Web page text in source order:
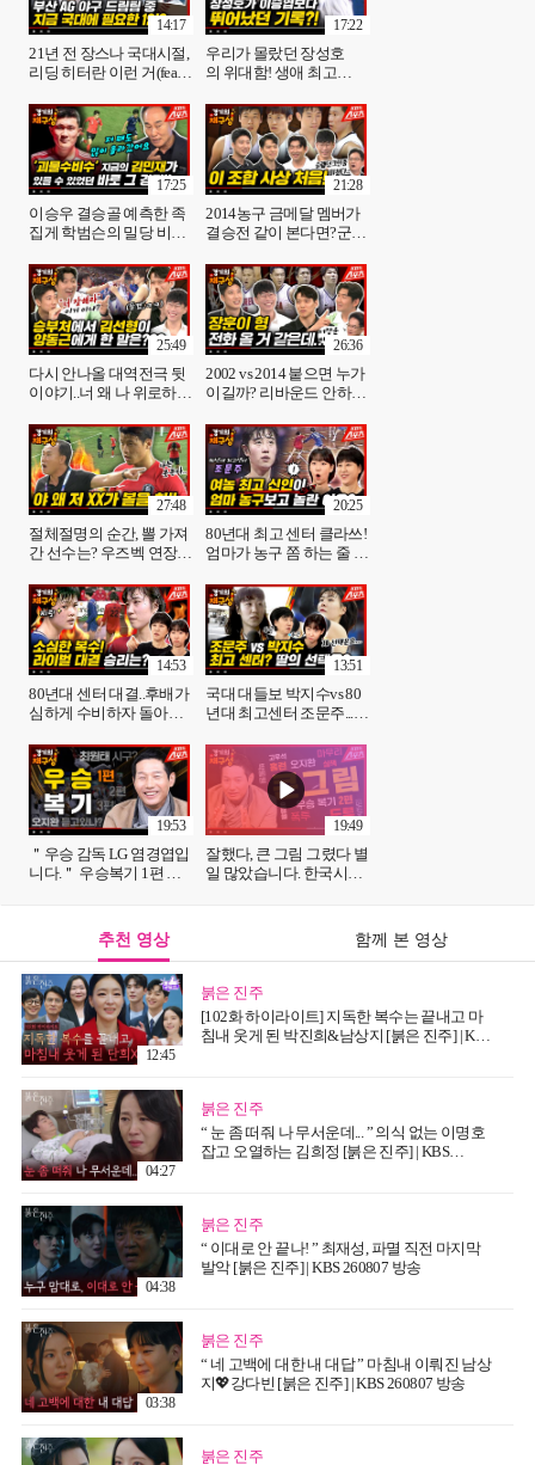
21년 전 장스나 국대시절,
리딩 히터란 이런 거(feat.
보 슬라이더 장인은?) 장
성호 위원편➁ [경기의재
구성]34회 / KBS방송
14:17
우리가 몰랐던 장성호
의 위대함! 생애 최고
산AG한일전 이야기) 장성
호 위원편➂ [경기의재구
성]35회 l [KBS방송]
17:22
이승우 결승골 예측한 족
집게 학범슨의 밀당 비법
재구성] 37회 lKBS 방송
17:25
2014농구 금메달 멤버가
결승전 같이 본다면?군대
양희종,오세근,김선형 ➀
편 경기의재구성 38화 l
[KBS방송]
21:28
다시 안나올 대역전극 뒷
이야기..너 왜 나 위로하냐
야기 2번째편 경기의재구
성 39화 l 유료광고 포함
lKBS 방송
25:49
2002 vs 2014 붙으면 누가
이길까? 리바운드 안하시
농구 금메달 멤버 마지막
편 경기의재구성 40화 ㅣ
유료광고포함
26:36
절체절명의 순간, 뽈 가져
간 선수는? 우즈벡 연장
범 감독 마지막편 [경기의
재구성] 41화ㅣ유료광고
포함 ㅣKBS 방송
27:48
80년대 최고 센터 클라쓰!
엄마가 농구 쫌 하는 줄 알
주 선수편 ➀ [경기의재구
성] 42화ㅣKBS 방송
20:25
80년대 센터 대결..후배가
심하게 수비하자 돌아온
이던 시절ㄷㄷ)조문주 선
수편 ➁ [경기의재구성]
43화 l [KBS방송]
14:53
국대 대들보 박지수vs 80
년대 최고센터 조문주...당
중국을 이겼던 농구 실력..
리스펙)조문주 선수편 마
지막 [경기의재구성] 44화
| [KBS방송]
13:51
＂우승 감독 LG 염경엽입
니다.＂ 우승복기 1편 경
19:53
잘했다, 큰 그림 그렸다 별
일 많았습니다. 한국시리
ㅣ유료광고 포함 l [KBS방
19:49
추천 영상 함께 본 영상
붉은 진주
[102화 하이라이트] 지독한 복수는 끝내고 마
침내 웃게 된 박진희&남상지 [붉은 진주] | KBS
12:45
붉은 진주
“ 눈 좀 떠줘 나 무서운데... ” 의식 없는 이명호
잡고 오열하는 김희정 [붉은 진주] | KBS
04:27
붉은 진주
“ 이대로 안 끝나! ” 최재성, 파멸 직전 마지막
발악 [붉은 진주] | KBS 260807 방송
04:38
붉은 진주
“ 네 고백에 대한 내 대답 ” 마침내 이뤄진 남상
지💖강다빈 [붉은 진주] | KBS 260807 방송
03:38
붉은 진주